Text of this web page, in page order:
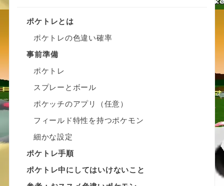
ポケトレとは
ポケトレの色違い確率
事前準備
ポケトレ
スプレーとボール
ポケッチのアプリ（任意）
フィールド特性を持つポケモン
細かな設定
ポケトレ手順
ポケトレ中にしてはいけないこと